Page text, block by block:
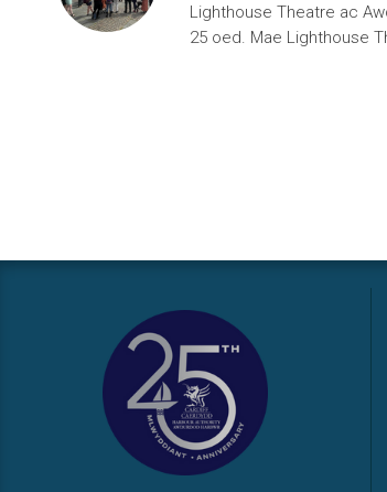
Lighthouse Theatre ac
25 oed. Mae Lighthouse